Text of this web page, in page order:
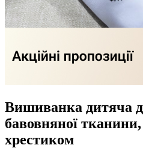
Вишиванка дитяча
бавовняної
хрестиком